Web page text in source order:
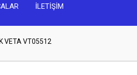
İLETİŞİM
VETA VT05512